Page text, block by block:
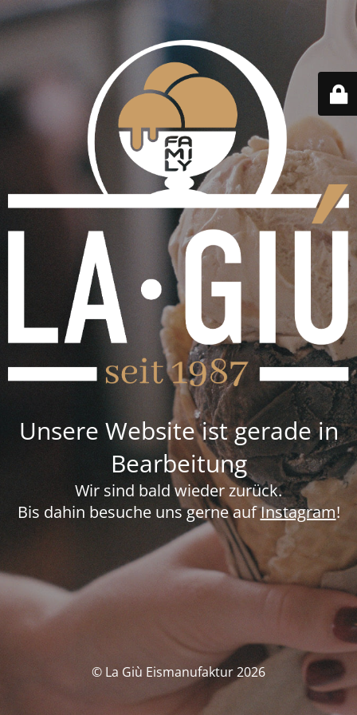
Unsere Website ist gerade in
Bearbeitung
Wir sind bald wieder zurück.
Bis dahin besuche uns gerne aufInstagram!
© La Giù Eismanufaktur 2026